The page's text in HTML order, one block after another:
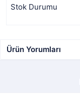
Stok Durumu
Ürün Yorumları